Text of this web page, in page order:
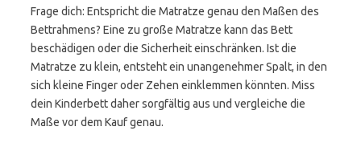
Frage dich: Entspricht die Matratze genau den Maßen des
Bettrahmens? Eine zu große Matratze kann das Bett
beschädigen oder die Sicherheit einschränken. Ist die
Matratze zu klein, entsteht ein unangenehmer Spalt, in den
sich kleine Finger oder Zehen einklemmen könnten. Miss
dein Kinderbett daher sorgfältig aus und vergleiche die
Maße vor dem Kauf genau.